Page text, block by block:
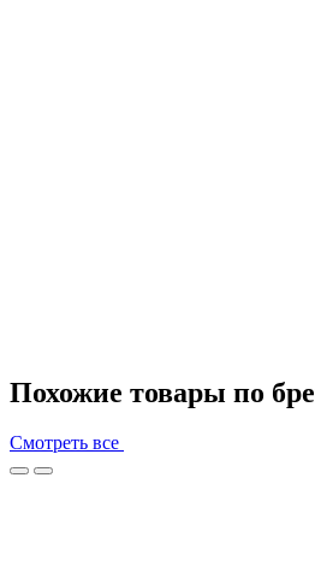
Похожие товары по
Смотреть все